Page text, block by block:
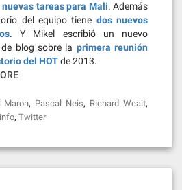
nuevas tareas para Mali. Además
del equipo tiene dos nuevos
. Y Mikel escribió un nuevo
blog sobre la primera reunión
del HOTde 2013.
Maron, Pascal Neis, Richard Weait,
, Twitter